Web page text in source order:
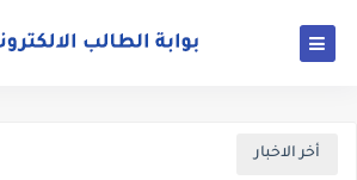
أخر الاخبار